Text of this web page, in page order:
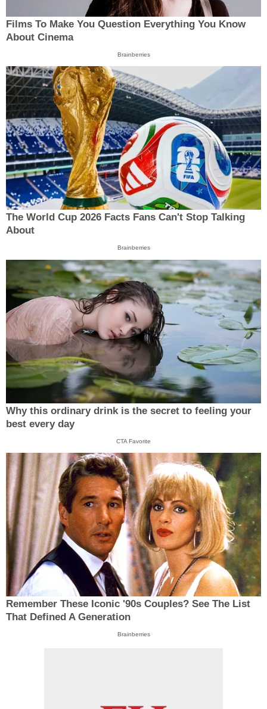
Films To Make You Question Everything You Know
About Cinema
Brainberries
The World Cup 2026 Facts Fans Can't Stop Talking
About
Brainberries
Why this ordinary drink is the secret to feeling your
best every day
CTA Favorite
Remember These Iconic '90s Couples? See The List
That Defined A Generation
Brainberries